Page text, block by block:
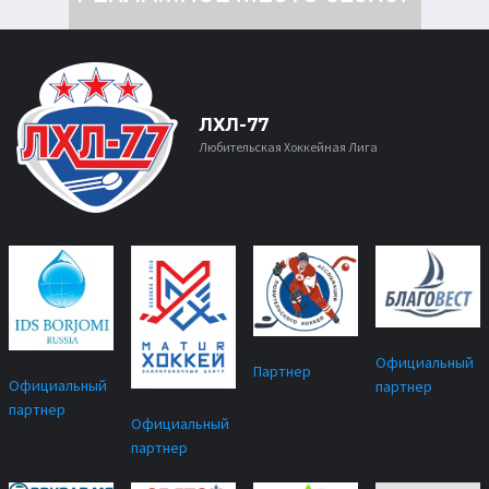
ЛХЛ-77
Любительская Хоккейная Лига
Официальный
партнер
Официальный
партнер
Партнер
Официальный
партнер